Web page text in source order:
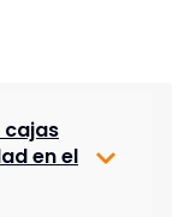
cajas
en el